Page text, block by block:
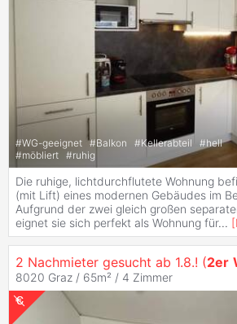
#WG-geeignet #Balkon #Kellerabteil #hell
#möbliert #ruhig
Die ruhige, lichtdurchflutete Wohnung
(mit Lift) eines modernen Gebäudes im
Aufgrund der zwei gleich großen
eignet sie sich perfekt als Wohnung für... [
2 Nachmieter gesucht ab 1.8.! (2er
8020 Graz / 65m² / 4 Zimmer